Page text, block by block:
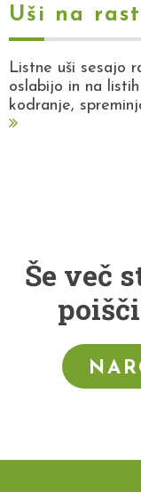
Uši na
Listne uši sesajo
oslabijo in na
kodranje,
Še več